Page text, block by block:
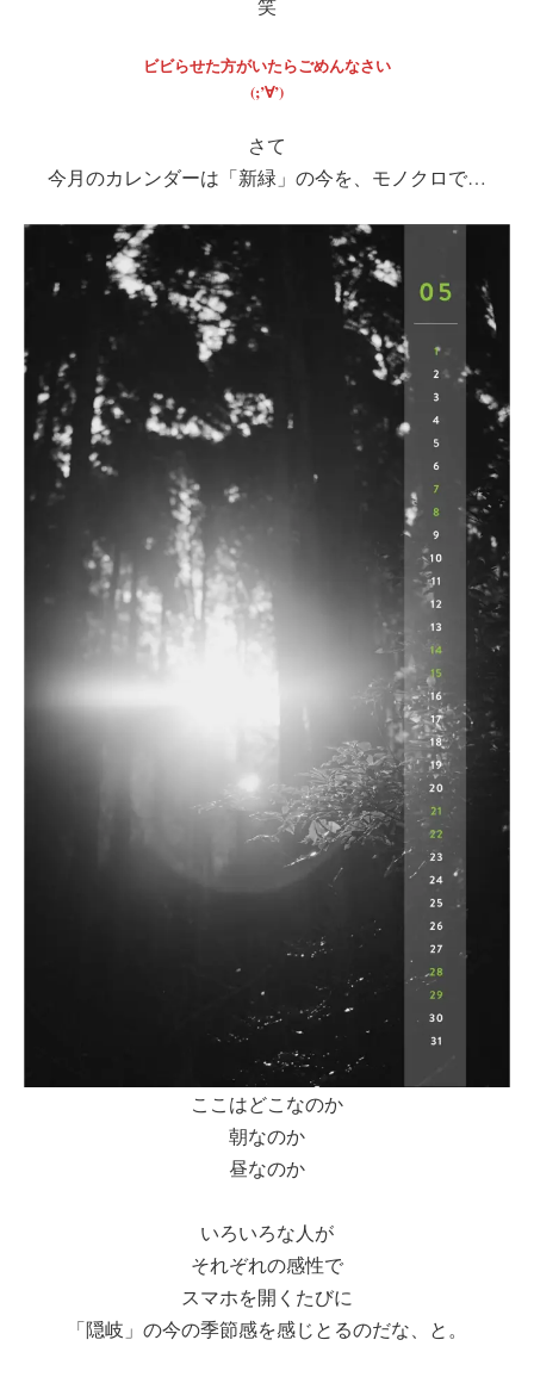
笑
ビビらせた方がいたらごめんなさい
(;’∀’)
さて
今月のカレンダーは「新緑」の今を、モノクロで…
ここはどこなのか
朝なのか
昼なのか
いろいろな人が
それぞれの感性で
スマホを開くたびに
「隠岐」の今の季節感を感じとるのだな、と。